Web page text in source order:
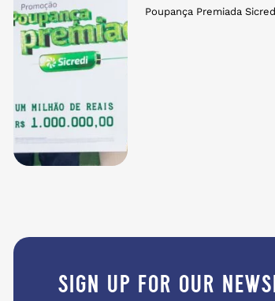
Poupança Premiada
sign up for our